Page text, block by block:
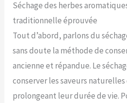
Séchage des herbes
traditionnelle éprouvée
Tout d’abord, parlons du
sans doute la méthode de
ancienne et répandue. Le
conserver les saveurs
prolongeant leur durée de vie.